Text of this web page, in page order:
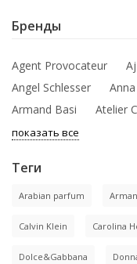
Бренды
Agent Provocateur
Angel Schlesser
Armand Basi
Atelier
показать все
Теги
Arabian parfum
Calvin Klein Carolina
Dolce&Gabbana